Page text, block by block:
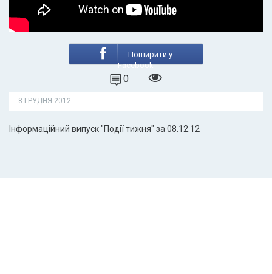
Поширити у
Facebook
0
8 ГРУДНЯ 2012
Інформаційний випуск "Події тижня" за 08.12.12